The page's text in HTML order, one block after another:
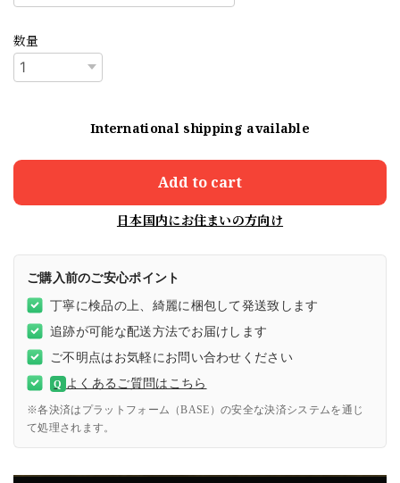
数量
International shipping available
Add to cart
日本国内にお住まいの方向け
ご購入前のご安心ポイント
丁寧に検品の上、綺麗に梱包して発送致します
追跡が可能な配送方法でお届けします
ご不明点はお気軽にお問い合わせください
Q よくあるご質問はこちら
※各決済はプラットフォーム（BASE）の安全な決済システムを通じ
て処理されます。